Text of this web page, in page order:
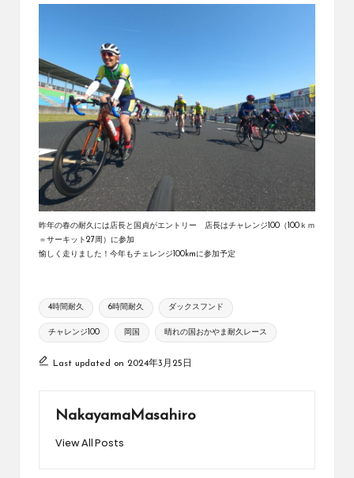
昨年の春の耐久には店長と国貞がエントリー 店長はチャレンジ100（100ｋｍ
＝サーキット27周）に参加
愉しく走りました！今年もチェレンジ100kmに参加予定
Tags:
4時間耐久 6時間耐久 ダックスフンド
チャレンジ100 岡国 晴れの国おかやま耐久レース
Last updated on 2024年3月25日
NakayamaMasahiro
View All Posts